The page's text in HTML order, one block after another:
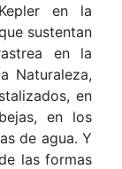
en la
sustentan
en la
Naturaleza,
en
en los
de agua. Y
las formas